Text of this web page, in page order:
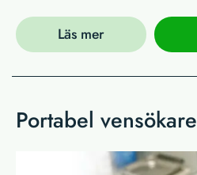
Läs mer
Portabel vensökare